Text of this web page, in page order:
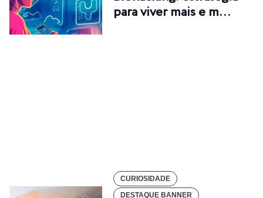
para viver mais e m…
CURIOSIDADE
DESTAQUE BANNER